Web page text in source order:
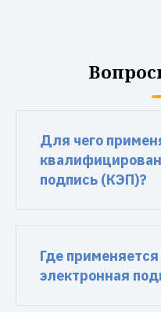
Для чего
подпись (КЭП)?
Где
электронная